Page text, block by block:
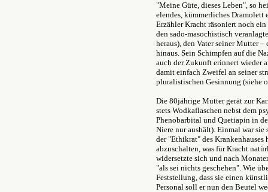
"Meine Güte, dieses Leben", so
elendes, kümmerliches Dramolett
Erzähler Kracht räsoniert noch
den sado-masochistisch
heraus), den Vater seiner Mutter
hinaus. Sein Schimpfen auf die
auch der Zukunft erinnert wieder
damit einfach Zweifel an seiner
pluralistischen Gesinnung (siehe
Die 80jährige Mutter gerät zur
stets Wodkaflaschen nebst dem
Phenobarbital und Quetiapin in
Niere nur aushält). Einmal war
der "Ethikrat" des Krankenhauses
abzuschalten, was für Kracht
widersetzte sich und nach
"als sei nichts geschehen". Wie
Feststellung, dass sie einen
Personal soll er nun den Beutel